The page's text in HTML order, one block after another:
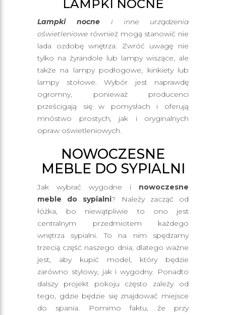
LAMPKI NOCNE
Lampki nocnei inne urządzenia
oświetleniowe również mogą stanowić nie
lada ozdobę wnętrza. Zwróć uwagę nie
tylko na żyrandole lub lampy wiszące, ale
także na lampy podłogowe, kinkiety lub
lampy stołowe. Wybór jest naprawdę
ogromny, ponieważ producenci
prześcigają się w pomysłach i oferują
mnóstwo prostych, jak i oryginalnych
opraw oświetleniowych.
NOWOCZESNE
MEBLE DO SYPIALNI
Jak wybrać wygodne i nowoczesne
meble do sypialni? Należy zacząć od
łóżka, bo niewątpliwie to ono jest
centralnym przedmiotem każdego
wnętrza sypialni. To na nim spędzamy
trzecią część naszego dnia, dlatego ważne
jest, aby kupić model, który będzie
zarówno stylowy, jak i wygodny. Ponadto
dalszy projekt pokoju często zależy od
tego, gdzie będzie się znajdować miejsce
do spania. Pomimo faktu, że przy